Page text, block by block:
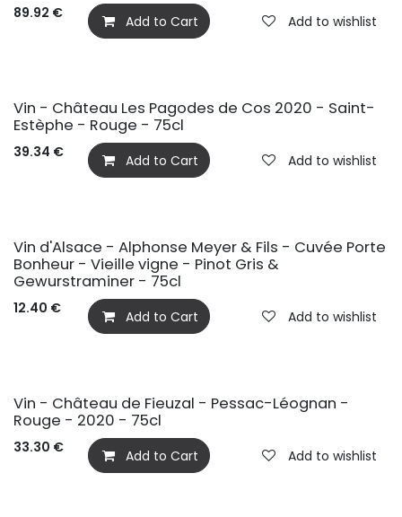
89.92 € Add to Cart Add to wishlist
Vin - Château Les Pagodes de Cos 2020 - Saint-
Estèphe - Rouge - 75cl
39.34 € Add to Cart Add to wishlist
Vin d'Alsace - Alphonse Meyer & Fils - Cuvée Porte
Bonheur - Vieille vigne - Pinot Gris &
Gewurstraminer - 75cl
12.40 € Add to Cart Add to wishlist
Vin - Château de Fieuzal - Pessac-Léognan -
Rouge - 2020 - 75cl
33.30 € Add to Cart Add to wishlist